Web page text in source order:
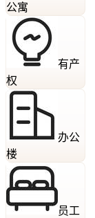
公寓
有产
权
办公
楼
员工